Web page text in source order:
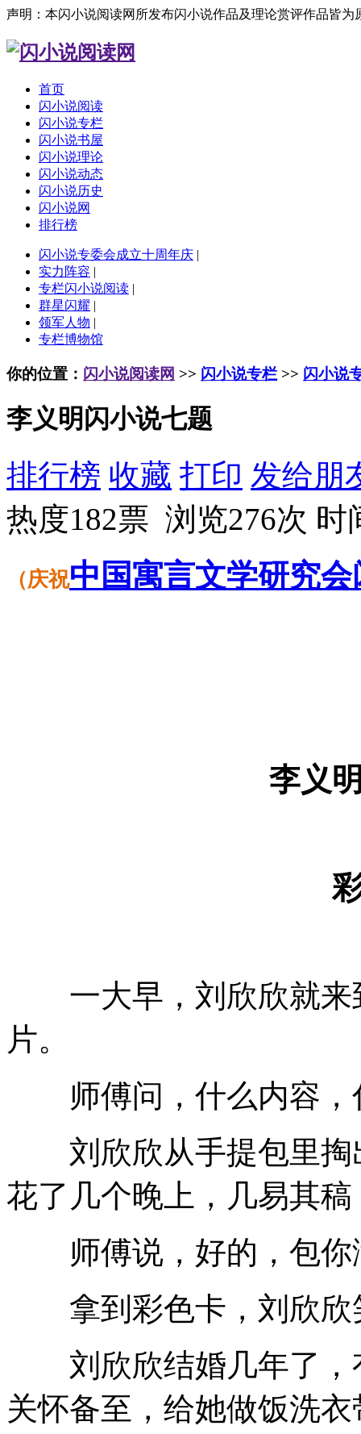
声明：本闪小说阅读网所发布闪小说作品及理论赏评作品皆
首页
闪小说阅读
闪小说专栏
闪小说书屋
闪小说理论
闪小说动态
闪小说历史
闪小说网
排行榜
闪小说专委会成立十周年庆 |
实力阵容 |
专栏闪小说阅读 |
群星闪耀 |
领军人物 |
专栏博物馆
你的位置： 闪小说阅读网 >> 闪小说专栏 >> 闪小说
李义明闪小说七题
排行榜 收藏 打印 发给朋
热度182票 浏览276次 时
（庆祝中国寓言文学研究会
李义
一大早，刘欣欣就来
片。
师傅问，什么内容，
刘欣欣从手提包里掏
花了几个晚上，几易其
师傅说，好的，包你
拿到彩色卡，刘欣欣
刘欣欣结婚几年了，
关怀备至，给她做饭洗